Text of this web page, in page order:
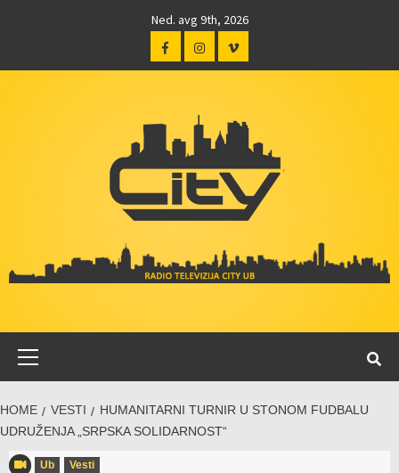
Ned. avg 9th, 2026
HOME VESTI
HUMANITARNI TURNIR U STONOM FUDBALU
UDRUŽENJA „SRPSKA SOLIDARNOST“
Ub Vesti